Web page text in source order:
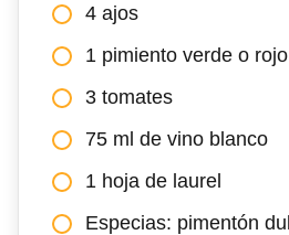
4 ajos
1 pimiento verde o rojo
3 tomates
75 ml de vino blanco
1 hoja de laurel
Especias: pimentón